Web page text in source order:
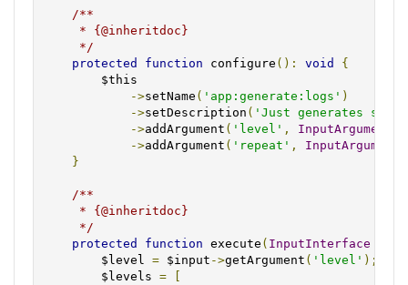
/**
     * {@inheritdoc}
     */
protected
function configure (): void
{
        $this
->setName ( 'app:generate:logs' )
->setDescription ( 'Just generates
->addArgument ( 'level' , InputArgument
->addArgument ( 'repeat' , InputArgument
}
/**
     * {@inheritdoc}
     */
protected
function execute ( InputInterface
        $level
= $input ->getArgument ( 'level' );
        $levels
=